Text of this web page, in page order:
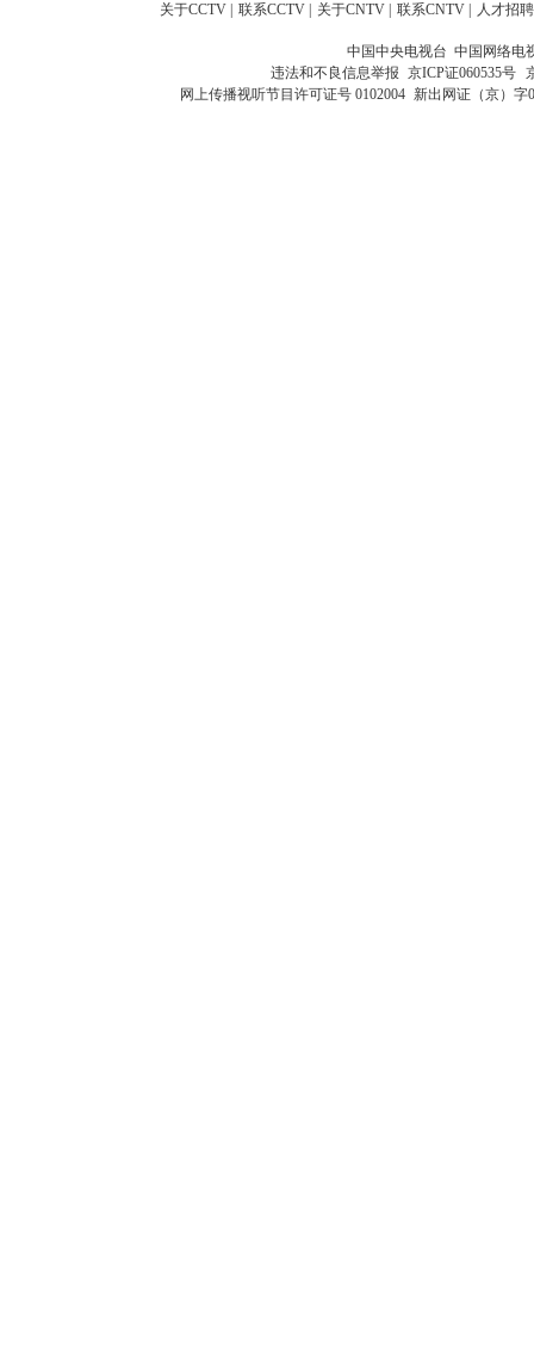
关于CCTV 联系CCTV 关于CNTV 联系CNTV 人才招聘
中国中央电视台 中国网络电
违法和不良信息举报 京ICP证060535号
网上传播视听节目许可证号 0102004 新出网证（京）